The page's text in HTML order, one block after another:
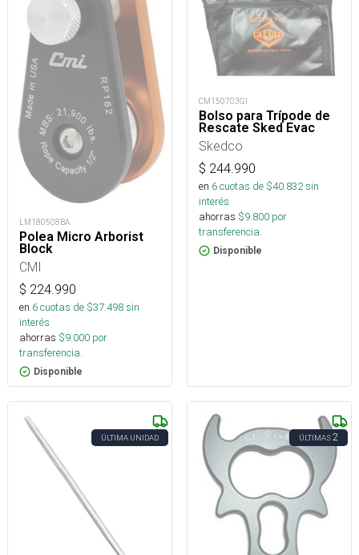
LM180508BA
Polea Micro Arborist
Block
CMI
$ 224.990
en 6cuotas de $37.498sin
interés
ahorras $9.000 por
transferencia.
Disponible
CM150703GI
Bolso para Trípode de
Rescate Sked Evac
Skedco
$ 244.990
en 6cuotas de $40.832sin
interés
ahorras $9.800 por
transferencia.
Disponible
ÚLTIMA UNIDAD ÚLTIMAS2